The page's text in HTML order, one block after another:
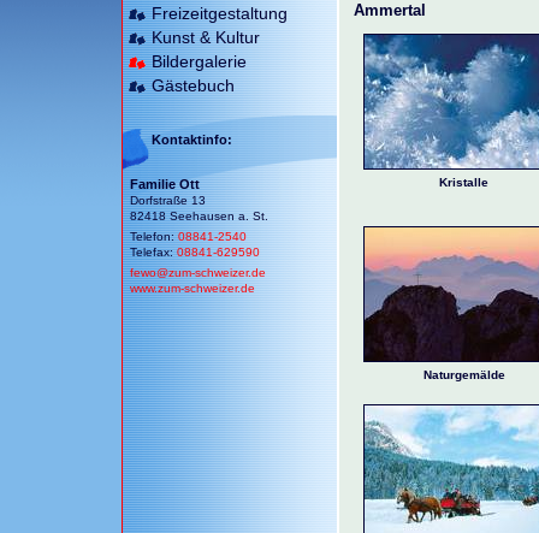
Freizeitgestaltung
Kunst & Kultur
Bildergalerie
Gästebuch
Kontaktinfo:
Familie Ott
Dorfstraße 13
82418 Seehausen a. St.
Telefon:08841-2540
Telefax:08841-629590
fewo@zum-schweizer.de
www.zum-schweizer.de
Ammertal
Kristalle
Naturgemälde